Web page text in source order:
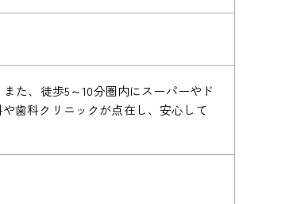
た、徒歩5～10分圏内にスーパーやド
歯科クリニックが点在し、安心して